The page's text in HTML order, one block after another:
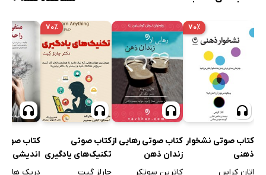
۷۰٪
کتاب صوتی نشخوار
ذهنی
اتان کراس
کتاب صوتی رهایی از
زندان ذهن
کاترین سوتکر
۷۰٪
کتاب صوتی
تکنیک‌های یادگیری
چارلز گیت
کتاب
اندیشی
کنید
دریک هاول